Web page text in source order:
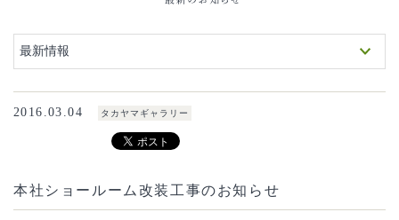
最新情報
2016.03.04 タカヤマギャラリー
本社ショールーム改装工事のお知らせ